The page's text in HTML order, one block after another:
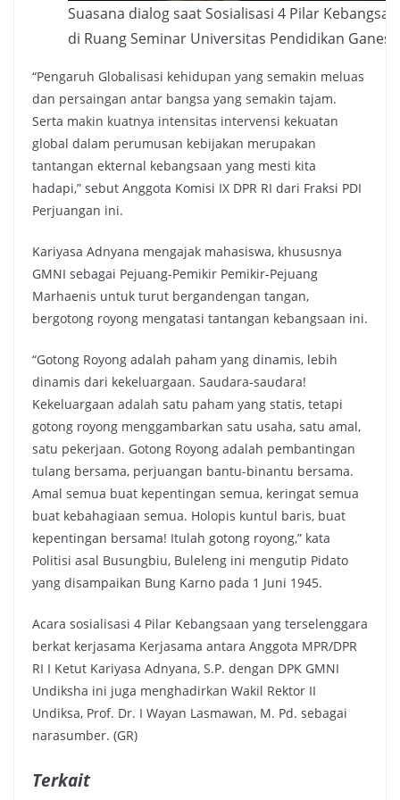
Suasana dialog saat Sosialisasi 4 Pilar
di Ruang Seminar Universitas Pendidikan
“Pengaruh Globalisasi kehidupan yang semakin meluas
dan persaingan antar bangsa yang semakin tajam.
Serta makin kuatnya intensitas intervensi kekuatan
global dalam perumusan kebijakan merupakan
tantangan ekternal kebangsaan yang mesti kita
hadapi,” sebut Anggota Komisi IX DPR RI dari Fraksi PDI
Perjuangan ini.
Kariyasa Adnyana mengajak mahasiswa, khususnya
GMNI sebagai Pejuang-Pemikir Pemikir-Pejuang
Marhaenis untuk turut bergandengan tangan,
bergotong royong mengatasi tantangan kebangsaan ini.
“Gotong Royong adalah paham yang dinamis, lebih
dinamis dari kekeluargaan. Saudara-saudara!
Kekeluargaan adalah satu paham yang statis, tetapi
gotong royong menggambarkan satu usaha, satu amal,
satu pekerjaan. Gotong Royong adalah pembantingan
tulang bersama, perjuangan bantu-binantu bersama.
Amal semua buat kepentingan semua, keringat semua
buat kebahagiaan semua. Holopis kuntul baris, buat
kepentingan bersama! Itulah gotong royong,” kata
Politisi asal Busungbiu, Buleleng ini mengutip Pidato
yang disampaikan Bung Karno pada 1 Juni 1945.
Acara sosialisasi 4 Pilar Kebangsaan yang terselenggara
berkat kerjasama Kerjasama antara Anggota MPR/DPR
RI I Ketut Kariyasa Adnyana, S.P. dengan DPK GMNI
Undiksha ini juga menghadirkan Wakil Rektor II
Undiksa, Prof. Dr. I Wayan Lasmawan, M. Pd. sebagai
narasumber. (GR)
Terkait